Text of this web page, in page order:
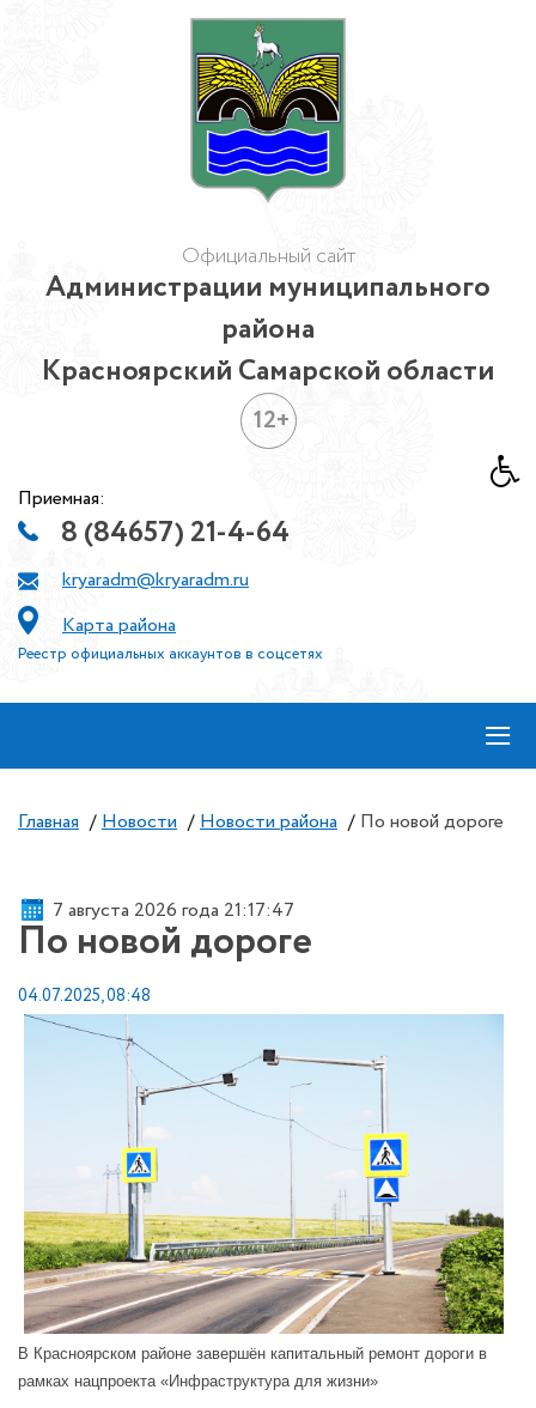
Официальный сайт
Администрации муниципального
района
Красноярский Самарской области
12+
Приемная:
8 (84657) 21-4-64
kryaradm@kryaradm.ru
Карта района
Реестр официальных аккаунтов в соцсетях
≡
Главная / Новости / Новости района / По новой дороге
7 августа 2026 года 21:17:47
По новой дороге
04.07.2025, 08:48
В Красноярском районе завершён капитальный ремонт дороги в
рамках нацпроекта «Инфраструктура для жизни»